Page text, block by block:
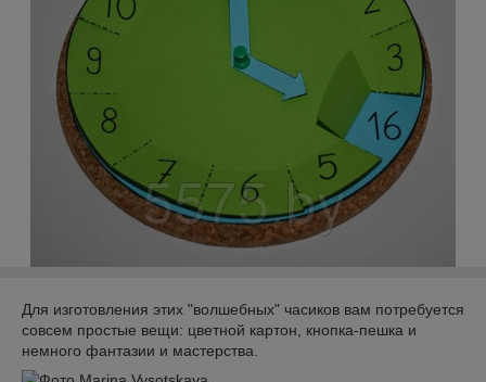
Для изготовления этих "волшебных" часиков вам потребуется
совсем простые вещи: цветной картон, кнопка-пешка и
немного фантазии и мастерства.